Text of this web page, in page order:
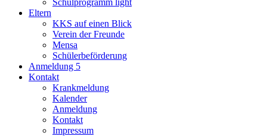
Schulprogramm light
Eltern
KKS auf einen Blick
Verein der Freunde
Mensa
Schülerbeförderung
Anmeldung 5
Kontakt
Krankmeldung
Kalender
Anmeldung
Kontakt
Impressum